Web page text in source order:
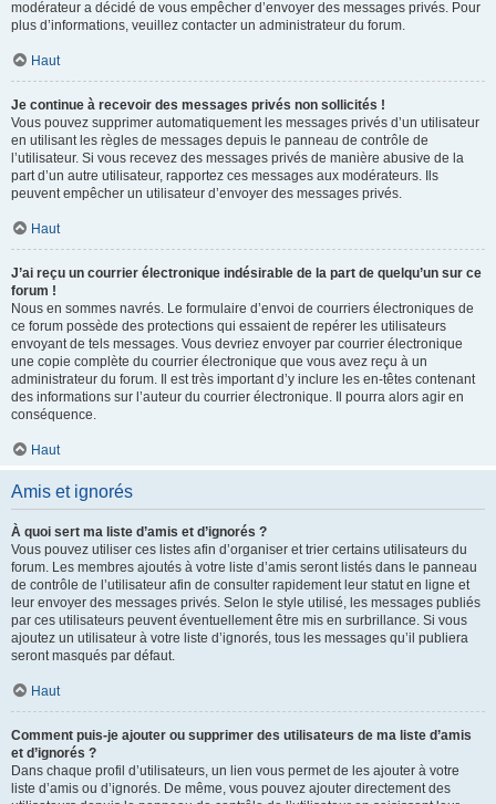
modérateur a décidé de vous empêcher d’envoyer des messages privés. Pour
plus d’informations, veuillez contacter un administrateur du forum.
Haut
Je continue à recevoir des messages privés non sollicités !
Vous pouvez supprimer automatiquement les messages privés d’un utilisateur
en utilisant les règles de messages depuis le panneau de contrôle de
l’utilisateur. Si vous recevez des messages privés de manière abusive de la
part d’un autre utilisateur, rapportez ces messages aux modérateurs. Ils
peuvent empêcher un utilisateur d’envoyer des messages privés.
Haut
J’ai reçu un courrier électronique indésirable de la part de quelqu’un sur ce
forum !
Nous en sommes navrés. Le formulaire d’envoi de courriers électroniques de
ce forum possède des protections qui essaient de repérer les utilisateurs
envoyant de tels messages. Vous devriez envoyer par courrier électronique
une copie complète du courrier électronique que vous avez reçu à un
administrateur du forum. Il est très important d’y inclure les en-têtes contenant
des informations sur l’auteur du courrier électronique. Il pourra alors agir en
conséquence.
Haut
Amis et ignorés
À quoi sert ma liste d’amis et d’ignorés ?
Vous pouvez utiliser ces listes afin d’organiser et trier certains utilisateurs du
forum. Les membres ajoutés à votre liste d’amis seront listés dans le panneau
de contrôle de l’utilisateur afin de consulter rapidement leur statut en ligne et
leur envoyer des messages privés. Selon le style utilisé, les messages publiés
par ces utilisateurs peuvent éventuellement être mis en surbrillance. Si vous
ajoutez un utilisateur à votre liste d’ignorés, tous les messages qu’il publiera
seront masqués par défaut.
Haut
Comment puis-je ajouter ou supprimer des utilisateurs de ma liste d’amis
et d’ignorés ?
Dans chaque profil d’utilisateurs, un lien vous permet de les ajouter à votre
liste d’amis ou d’ignorés. De même, vous pouvez ajouter directement des